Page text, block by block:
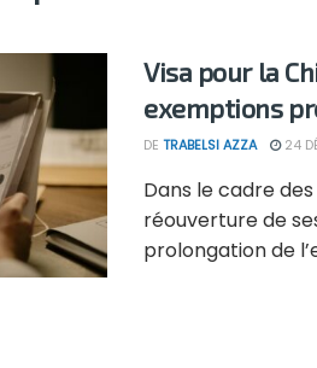
Visa pour la
exemptions
DE TRABELSI AZZA 24
Dans le cadre
réouverture de
prolongation de